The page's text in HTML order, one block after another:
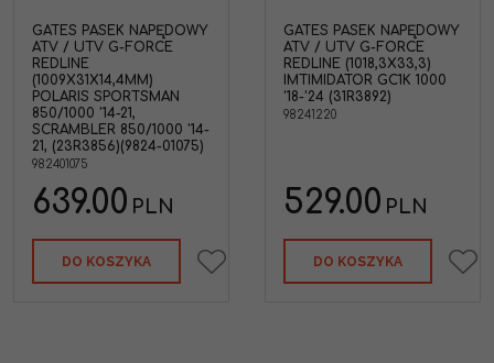
GATES PASEK NAPĘDOWY
ATV / UTV G-FORCE
REDLINE
(1009X31X14,4MM)
POLARIS SPORTSMAN
850/1000 '14-21,
SCRAMBLER 850/1000 '14-
21, (23R3856)(9824-01075)
982401075
639.00 PLN
DO KOSZYKA
GATES PASEK NAPĘDOWY
ATV / UTV G-FORCE
REDLINE (1018,3X33,3)
IMTIMIDATOR GC1K 1000
'18-'24 (31R3892)
98241220
529.00 PLN
DO KOSZYKA